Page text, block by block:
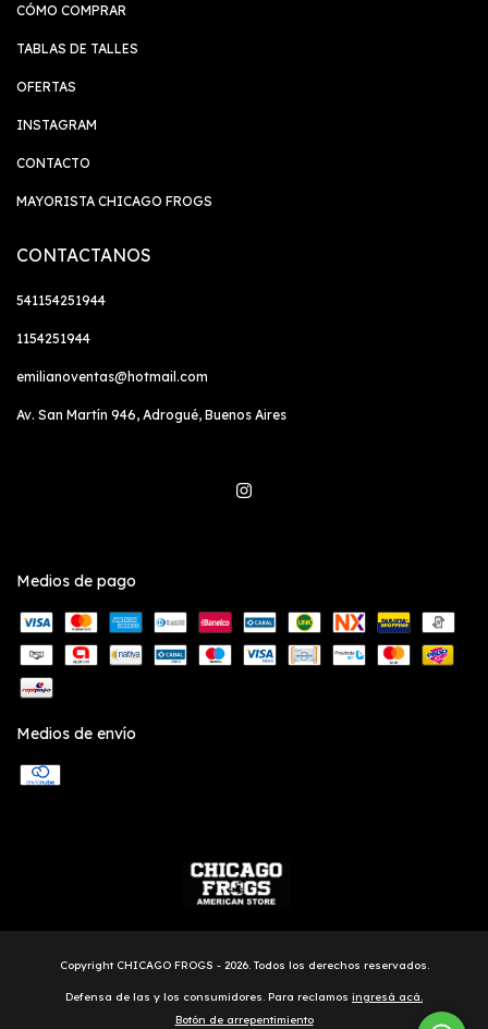
CÓMO COMPRAR
TABLAS DE TALLES
OFERTAS
INSTAGRAM
CONTACTO
MAYORISTA CHICAGO FROGS
CONTACTANOS
541154251944
1154251944
emilianoventas@hotmail.com
Av. San Martín 946, Adrogué, Buenos Aires
Medios de pago
Medios de envío
Copyright CHICAGO FROGS - 2026. Todos los derechos reservados.
Defensa de las y los consumidores. Para reclamos ingresá acá.
Botón de arrepentimiento